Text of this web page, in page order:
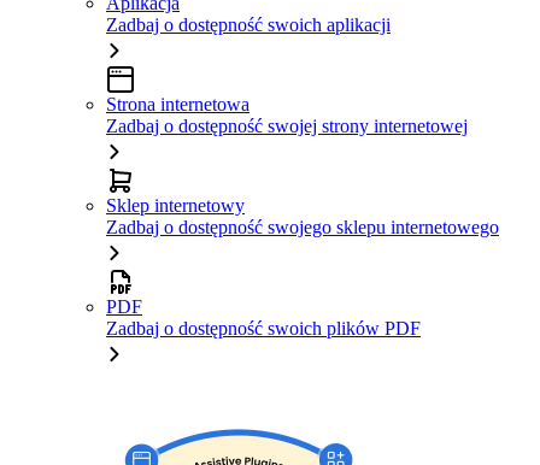
Zadbaj o dostępność swoich aplikacji
Strona internetowa
Zadbaj o dostępność swojej strony internetowej
Sklep internetowy
Zadbaj o dostępność swojego sklepu internetowego
PDF
Zadbaj o dostępność swoich plików PDF